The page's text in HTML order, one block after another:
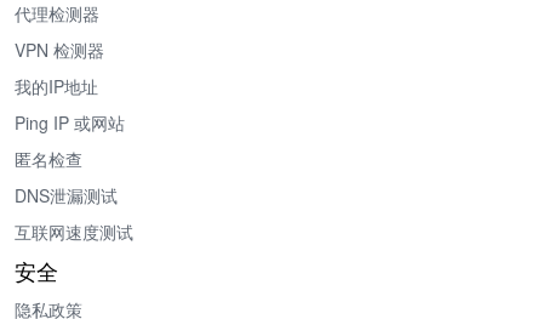
代理检测器
VPN 检测器
我的IP地址
Ping IP 或网站
匿名检查
DNS泄漏测试
互联网速度测试
安全
隐私政策